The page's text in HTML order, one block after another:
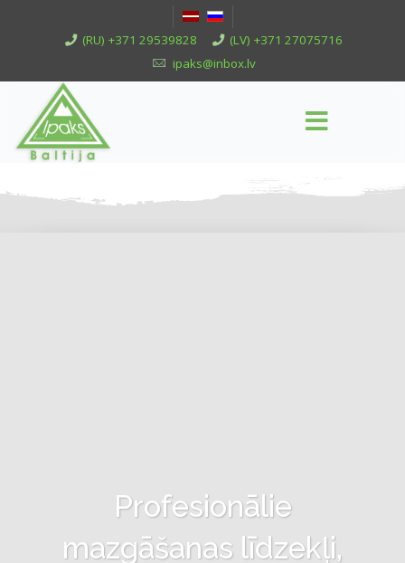
(RU) +371 29539828
(LV) +371 27075716
ipaks@inbox.lv
Profesionālie
mazgāšanas līdzekļi,